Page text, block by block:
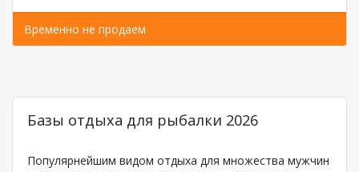
Временно не продаем
Базы отдыха для рыбалки 2026
Популярнейшим видом отдыха для множества мужчин